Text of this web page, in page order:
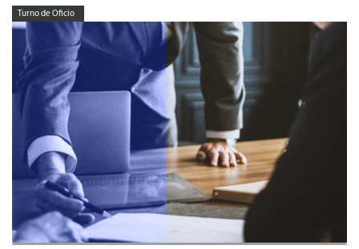
Turno de Oficio